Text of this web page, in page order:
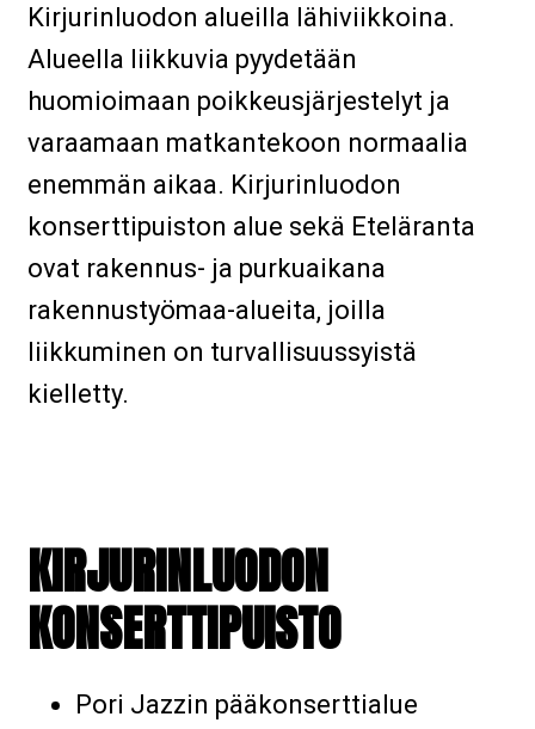
Kirjurinluodon alueilla lähiviikkoina.
Alueella liikkuvia pyydetään
huomioimaan poikkeusjärjestelyt ja
varaamaan matkantekoon normaalia
enemmän aikaa. Kirjurinluodon
konserttipuiston alue sekä Eteläranta
ovat rakennus- ja purkuaikana
rakennustyömaa-alueita, joilla
liikkuminen on turvallisuussyistä
kielletty.
KIRJURINLUODON
KONSERTTIPUISTO
Pori Jazzin pääkonserttialue